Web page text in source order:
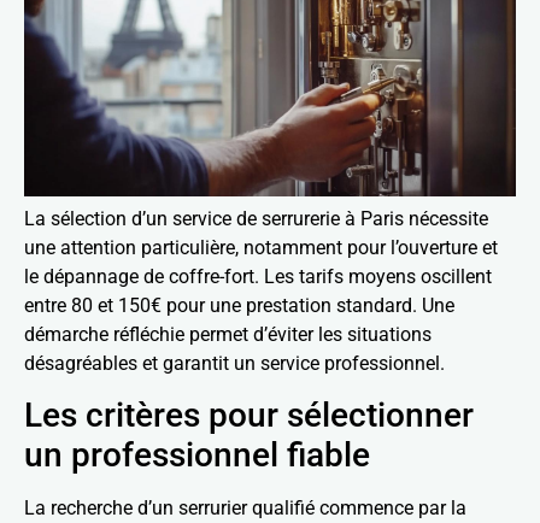
La sélection d’un service de serrurerie à Paris nécessite
une attention particulière, notamment pour l’ouverture et
le dépannage de coffre-fort. Les tarifs moyens oscillent
entre 80 et 150€ pour une prestation standard. Une
démarche réfléchie permet d’éviter les situations
désagréables et garantit un service professionnel.
Les critères pour sélectionner
un professionnel fiable
La recherche d’un serrurier qualifié commence par la